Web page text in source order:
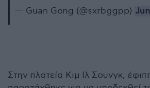
— Guan Gong (@sxrbggpp)
Στην πλατεία Κιμ Ιλ Σουνγκ,